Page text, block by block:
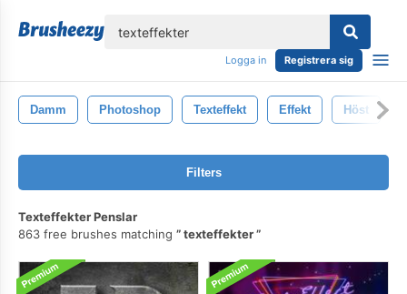
Logga in Registrera sig
Damm Photoshop Texteffekt Effekt Höst
Filters
Texteffekter Penslar
863 free brushes matching
texteffekter